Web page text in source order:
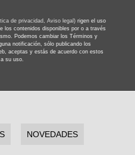
de privacidad, Aviso legal) rigen el uso
los contenidos disponibles por o a través
Podemos cambiar los Términos y
notificación, sólo publicando los
aceptas y estás de acuerdo con estos
su uso.
NOVEDADES